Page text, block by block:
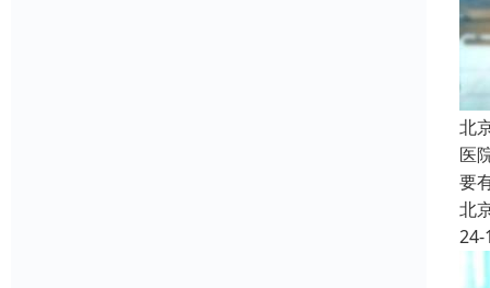
北
医
要
北
24-